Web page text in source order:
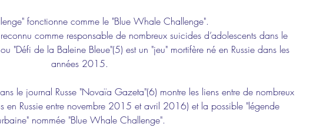
fonctionne comme le "Blue Whale Challenge".
comme responsable de nombreux suicides d’adolescents dans le
"Défi de la Baleine Bleue"(5) est un "jeu" mortifère né en Russie dans les
années 2015.
le journal Russe "Novaïa Gazeta"(6) montre les liens entre de nombreux
en Russie entre novembre 2015 et avril 2016) et la possible "légende
nommée "Blue Whale Challenge".